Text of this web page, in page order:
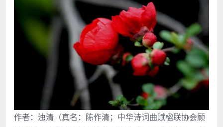
作者：浊清（真名：陈作清；中华诗词曲赋楹联协会顾